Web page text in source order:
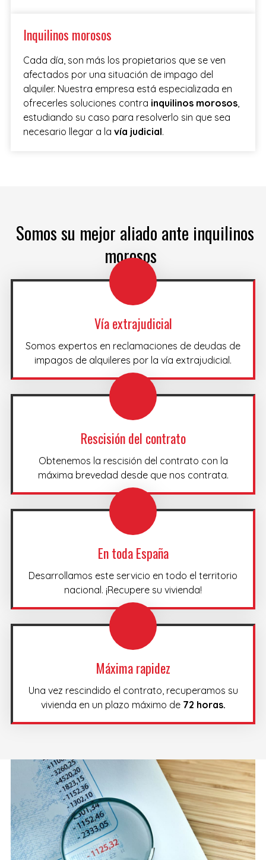
Inquilinos morosos
Cada día, son más los propietarios que se ven
afectados por una situación de impago del
alquiler. Nuestra empresa está especializada en
ofrecerles soluciones contra inquilinos morosos,
estudiando su caso para resolverlo sin que sea
necesario llegar a la vía judicial.
Somos su mejor aliado ante inquilinos
morosos
Vía extrajudicial
Somos expertos en reclamaciones de deudas de
impagos de alquileres por la vía extrajudicial.
Rescisión del contrato
Obtenemos la rescisión del contrato con la
máxima brevedad desde que nos contrata.
En toda España
Desarrollamos este servicio en todo el territorio
nacional. ¡Recupere su vivienda!
Máxima rapidez
Una vez rescindido el contrato, recuperamos su
vivienda en un plazo máximo de 72 horas.